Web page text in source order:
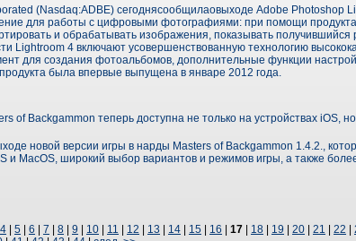
(Nasdaq:ADBE) сегоднясообщилаовыходе Adobe Photoshop
для работы с цифровыми фотографиями: при помощи
и обрабатывать изображения, показывать получившийся
Lightroom 4 включают усовершенствованную технологию
для создания фотоальбомов, дополнительные функции
была впервые выпущена в январе 2012 года.
of Backgammon теперь доступна не только на устройствах iOS,
новой версии игры в нарды Masters of Backgammon 1.4.2.,
и MacOS, широкий выбор вариантов и режимов игры, а также
4 5 6 7 8 9 10 11 12 13 14 15 16 17 18 19 20 21 22